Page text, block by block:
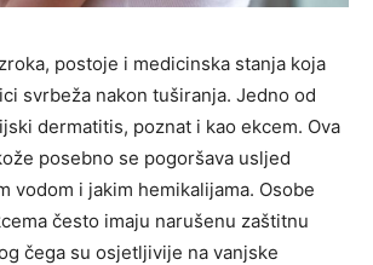
postoje i medicinska stanja koja
svrbeža nakon tuširanja. Jedno od
dermatitis, poznat i kao ekcem. Ova
posebno se pogoršava usljed
vodom i jakim hemikalijama. Osobe
često imaju narušenu zaštitnu
čega su osjetljivije na vanjske